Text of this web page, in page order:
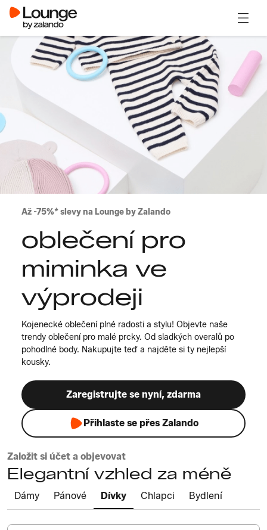
Až -75%* slevy na Lounge by Zalando
oblečení pro
miminka ve
výprodeji
Kojenecké oblečení plné radosti a stylu! Objevte naše
trendy oblečení pro malé prcky. Od sladkých overalů po
pohodlné body. Nakupujte teď a najděte si ty nejlepší
kousky.
Zaregistrujte se nyní, zdarma
Přihlaste se přes Zalando
Založit si účet a objevovat
Elegantní vzhled za méně
Dámy Pánové Dívky Chlapci Bydlení